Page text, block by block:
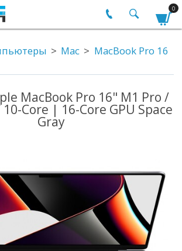
0
Mac
MacBook Pro 16
MacBook Pro 16" M1 Pro /
10-Core | 16-Core GPU Space
Gray